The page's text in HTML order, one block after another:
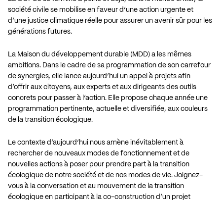
société civile se mobilise en faveur d’une action urgente et
d’une justice climatique réelle pour assurer un avenir sûr pour les
générations futures.
La Maison du développement durable (MDD) a les mêmes
ambitions. Dans le cadre de sa programmation de son carrefour
de synergies, elle lance aujourd’hui un appel à projets afin
d’offrir aux citoyens, aux experts et aux dirigeants des outils
concrets pour passer à l’action. Elle propose chaque année une
programmation pertinente, actuelle et diversifiée, aux couleurs
de la transition écologique.
Le contexte d’aujourd’hui nous amène inévitablement à
rechercher de nouveaux modes de fonctionnement et de
nouvelles actions à poser pour prendre part à la transition
écologique de notre société et de nos modes de vie. Joignez-
vous à la conversation et au mouvement de la transition
écologique en participant à la co-construction d’un projet